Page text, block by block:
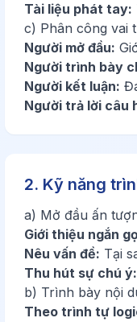
Tài liệu phát tay:
c) Phân công vai
Người mở đầu:
Người trình bày
Người kết luận:
Người trả lời câu
2. Kỹ năng
a) Mở đầu ấn
Giới thiệu ngắn
Nêu vấn đề: Tại
Thu hút sự chú ý:
b) Trình bày nội
Theo trình tự